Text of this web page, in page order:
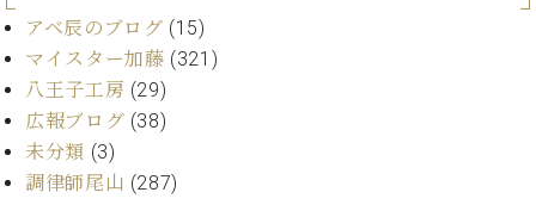
ン
ド
ピ
ア
ノ
C.
績
ル・
ス
タ
ジ
店
イ
ベ
ン
ト
ュ
タ
イ
ン
・
セ
ン
ト
アベ辰のブログ (15)
マイスター加藤 (321)
八王子工房 (29)
広報ブログ (38)
未分類 (3)
調律師尾山 (287)